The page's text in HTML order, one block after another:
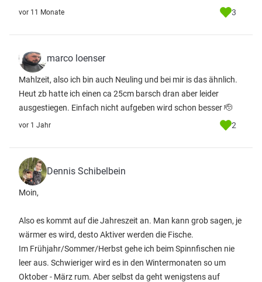
vor 11 Monate 3
marco loenser
Mahlzeit, also ich bin auch Neuling und bei mir is das ähnlich.
Heut zb hatte ich einen ca 25cm barsch dran aber leider
ausgestiegen. Einfach nicht aufgeben wird schon besser 🫡
vor 1 Jahr 2
Dennis Schibelbein
Moin,
Also es kommt auf die Jahreszeit an. Man kann grob sagen, je
wärmer es wird, desto Aktiver werden die Fische.
Im Frühjahr/Sommer/Herbst gehe ich beim Spinnfischen nie
leer aus. Schwieriger wird es in den Wintermonaten so um
Oktober - März rum. Aber selbst da geht wenigstens auf